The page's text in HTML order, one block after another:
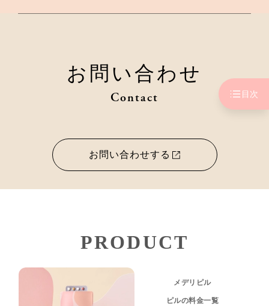
目次
お問い合わせ
Contact
お問い合わせする
PRODUCT
メデリピル
ピルの料金一覧